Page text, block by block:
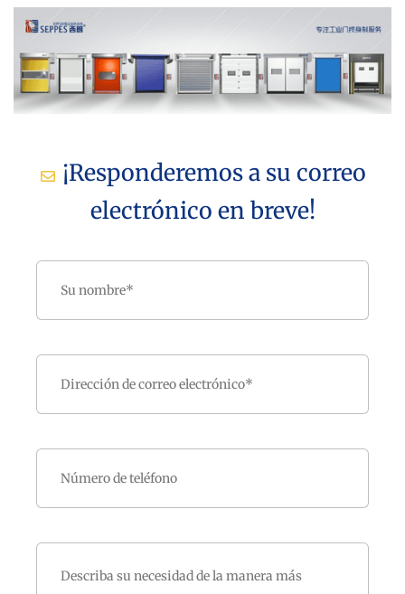
¡Responderemos a su correo
electrónico en breve!